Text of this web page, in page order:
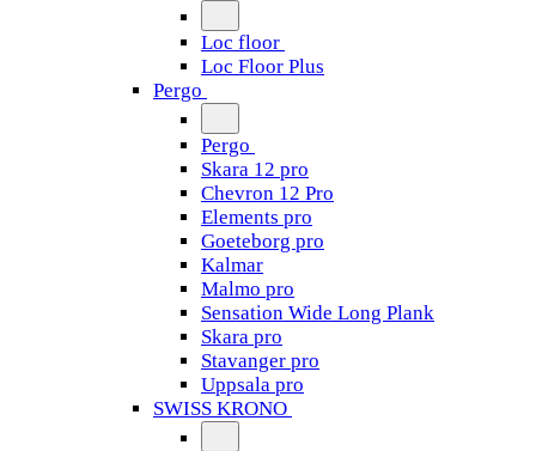
Loc floor
Loc Floor Plus
Pergo
Pergo
Skara 12 pro
Chevron 12 Pro
Elements pro
Goeteborg pro
Kalmar
Malmo pro
Sensation Wide Long Plank
Skara pro
Stavanger pro
Uppsala pro
SWISS KRONO